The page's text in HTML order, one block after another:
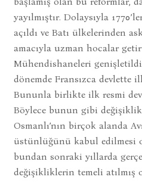
yayılmıştır. Dolaysıyla
açıldı ve Batı ülkelerinden
amacıyla uzman hocalar
Mühendishaneleri genişletildi
dönemde Fransızca devlette
Bununla birlikte ilk resmi
Böylece bunun gibi
Osmanlı’nın birçok alanda
üstünlüğünü kabul edilmesi
bundan sonraki yıllarda
değişikliklerin temeli atılmış